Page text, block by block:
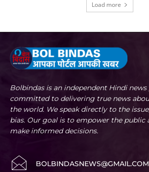
Load more
Bolbindas is an independent Hindi
committed to delivering true news
the world. We speak directly to the
bias. Our goal is to empower the public
make informed decisions.
BOLBINDASNEWS@GMAIL.COM